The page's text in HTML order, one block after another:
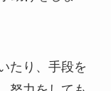
たり、手段を